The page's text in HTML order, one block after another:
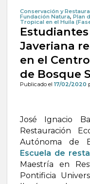
Conservación y
Fundación Natura, Plan
Tropical en el Huila
Javeriana
en el
de Bosque
Publicado el 17/02/2020
José Ignacio
Restauración
Autónoma de
Escuela de
Maestría en
Pontificia